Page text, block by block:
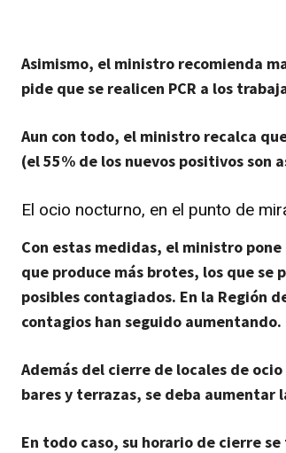
Asimismo, el ministro recomienda
pide que se realicen PCR a los
Aun con todo, el ministro recalca
(el 55% de los nuevos positivos son
El ocio nocturno, en el punto de
Con estas medidas, el ministro
que produce más brotes, los que
posibles contagiados. En la Región
contagios han seguido aumentando.
Además del cierre de locales de
bares y terrazas, se deba
En todo caso, su horario de cierre